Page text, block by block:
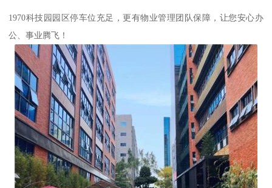
1970科技园园区停车位充足，更有物业管理团队保障，让您安心办
公、事业腾飞！